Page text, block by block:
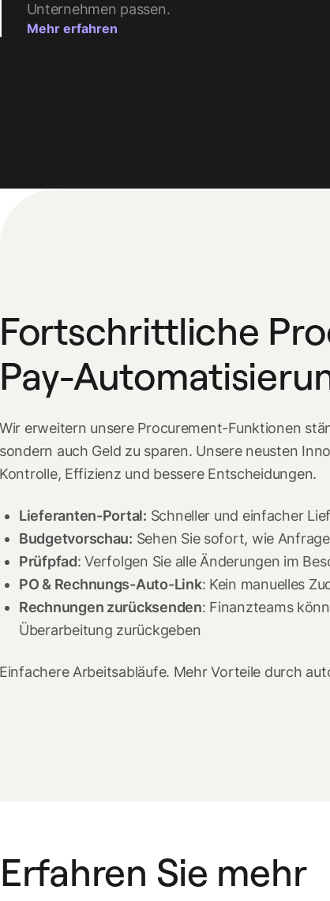
Unternehmen passen.
Mehr erfahren
Fortschrittliche
Pay-
Wir erweitern unsere Procurement-Funktionen
sondern auch Geld zu sparen. Unsere neusten
Kontrolle, Effizienz und bessere Entscheidungen.
Lieferanten-Portal: Schneller und einfacher
Budgetvorschau: Sehen Sie sofort, wie
Prüfpfad: Verfolgen Sie alle Änderungen im
PO & Rechnungs-Auto-Link: Kein manuelles
Rechnungen zurücksenden: Finanzteams
Überarbeitung zurückgeben
Einfachere Arbeitsabläufe. Mehr Vorteile durch
Erfahren Sie mehr